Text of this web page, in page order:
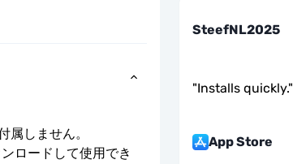
属しません。
ロードして使用でき
SteefNL2025
"Installs quickly."
App Store